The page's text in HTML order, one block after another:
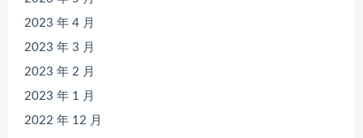
2023 年 4 月
2023 年 3 月
2023 年 2 月
2023 年 1 月
2022 年 12 月